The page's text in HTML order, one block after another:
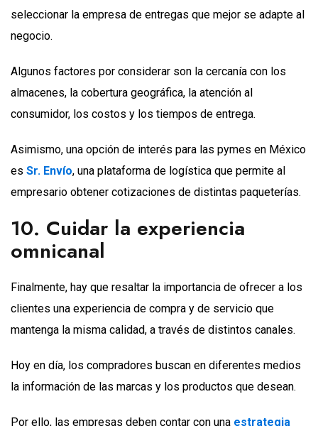
seleccionar la empresa de entregas que mejor se adapte al
negocio.
Algunos factores por considerar son la cercanía con los
almacenes, la cobertura geográfica, la atención al
consumidor, los costos y los tiempos de entrega.
Asimismo, una opción de interés para las pymes en México
es Sr. Envío, una plataforma de logística que permite al
empresario obtener cotizaciones de distintas paqueterías.
10. Cuidar la experiencia
omnicanal
Finalmente, hay que resaltar la importancia de ofrecer a los
clientes una experiencia de compra y de servicio que
mantenga la misma calidad, a través de distintos canales.
Hoy en día, los compradores buscan en diferentes medios
la información de las marcas y los productos que desean.
Por ello, las empresas deben contar con una estrategia